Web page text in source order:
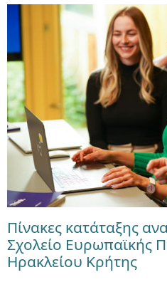
Πίνακες κατάταξης
Σχολείο Ευρωπαϊκής
Ηρακλείου Κρήτης